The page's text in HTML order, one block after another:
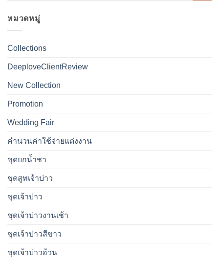
หมวดหมู่
Collections
DeeploveClientReview
New Collection
Promotion
Wedding Fair
คำนวนค่าใช้จ่ายแต่งงาน
ชุดยกน้ำชา
ชุดสูทเจ้าบ่าว
ชุดเจ้าบ่าว
ชุดเจ้าบ่าวงานเช้า
ชุดเจ้าบ่าวสีขาว
ชุดเจ้าบ่าวอ้วน